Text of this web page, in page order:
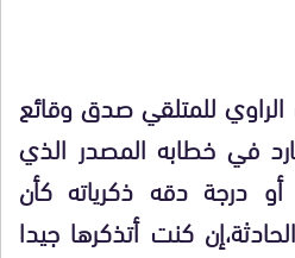
للمتلقي صدق وقائع
في خطابه المصدر الذي
درجة دقه ذكرياته كأن
كنت أتذكرها جيدا